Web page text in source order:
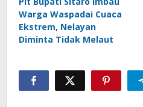
pos
Warga Waspadai Cuaca
Ekstrem, Nelayan
Diminta Tidak Melaut